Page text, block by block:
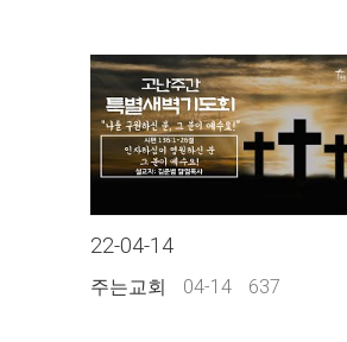
22-04-14
주는교회 04-14 637